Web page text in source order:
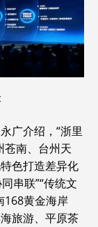
广介绍，“浙里
苍南、台州天
色打造差异化
串联”“传统文
168黄金海岸
旅游、平原茶